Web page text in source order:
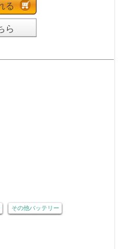
る
ら
その他バッテリー